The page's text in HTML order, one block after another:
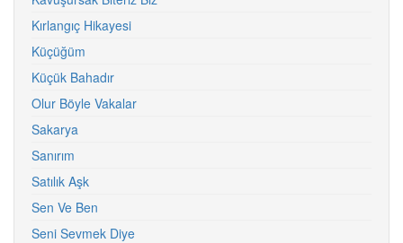
Kırlangıç Hikayesi
Küçüğüm
Küçük Bahadır
Olur Böyle Vakalar
Sakarya
Sanırım
Satılık Aşk
Sen Ve Ben
Seni Sevmek Diye